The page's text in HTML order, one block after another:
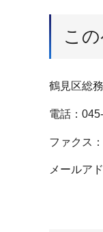
こ
鶴見区総
電話：
ファクス
メールア